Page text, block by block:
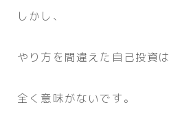
しかし、
やり方を間違えた自己投資は
全く意味がないです。